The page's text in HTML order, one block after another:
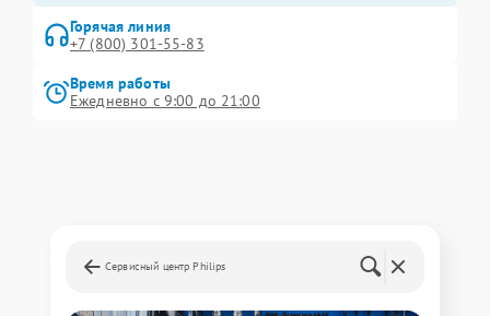
Горячая линия
+7 (800) 301-55-83
Время работы
Ежедневно с 9:00 до 21:00
Сервисный центр Philips